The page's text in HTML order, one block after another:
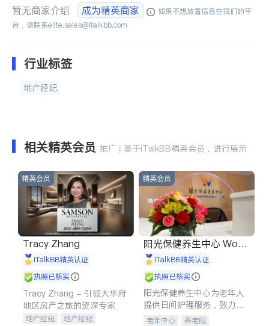
暂无商家介绍 成为精英商家
如果不想放置信息在我们的平
台，请联系elite.sales@italkbb.com
行业标签
地产经纪
相关精英会员 推广 | 基于iTalkBB精英会员，进行展示
精英会员
Tracy Zhang
iTalkBB精英认证
执照已核实
Tracy Zhang - 引领大华府
地区房产之旅的资深专家
地产经纪
地产经纪
精英会员
阳光保健养生中心 World
shine
iTalkBB精英认证
执照已核实
阳光保健养生中心为老年人
提供日间护理服务，致力于
通过持续的护理创新来有效
老年中心 养老院